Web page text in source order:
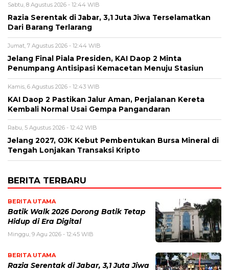
Sabtu, 8 Agustus 2026 - 12:44 WIB
Razia Serentak di Jabar, 3,1 Juta Jiwa Terselamatkan
Dari Barang Terlarang
Jumat, 7 Agustus 2026 - 12:44 WIB
Jelang Final Piala Presiden, KAI Daop 2 Minta
Penumpang Antisipasi Kemacetan Menuju Stasiun
Kamis, 6 Agustus 2026 - 12:43 WIB
KAI Daop 2 Pastikan Jalur Aman, Perjalanan Kereta
Kembali Normal Usai Gempa Pangandaran
Rabu, 5 Agustus 2026 - 12:42 WIB
Jelang 2027, OJK Kebut Pembentukan Bursa Mineral di
Tengah Lonjakan Transaksi Kripto
BERITA TERBARU
BERITA UTAMA
Batik Walk 2026 Dorong Batik Tetap
Hidup di Era Digital
Minggu, 9 Agu 2026 - 12:45 WIB
BERITA UTAMA
Razia Serentak di Jabar, 3,1 Juta Jiwa